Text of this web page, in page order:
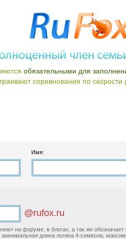
обязательными для
соревнования по
Имя:
@rufox.ru
на форуме, в блогах, а так же
минимальная длина логина 4-символа,